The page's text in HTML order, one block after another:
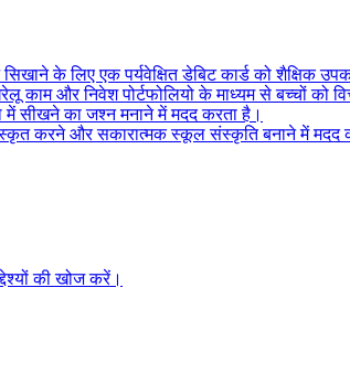
के लिए एक पर्यवेक्षित डेबिट कार्ड को शैक्षिक
काम और निवेश पोर्टफोलियो के माध्यम से बच्चों को
में सीखने का जश्न मनाने में मदद करता है।
करने और सकारात्मक स्कूल संस्कृति बनाने में मदद
की खोज करें।